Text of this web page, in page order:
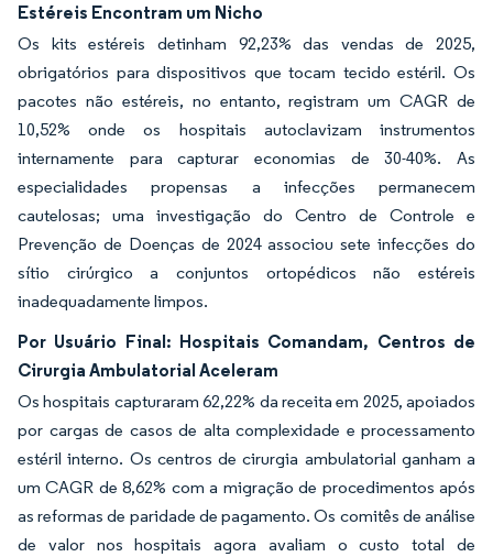
Estéreis Encontram um Nicho
Os kits estéreis detinham 92,23% das vendas de 2025,
obrigatórios para dispositivos que tocam tecido estéril. Os
pacotes não estéreis, no entanto, registram um CAGR de
10,52% onde os hospitais autoclavizam instrumentos
internamente para capturar economias de 30-40%. As
especialidades propensas a infecções permanecem
cautelosas; uma investigação do Centro de Controle e
Prevenção de Doenças de 2024 associou sete infecções do
sítio cirúrgico a conjuntos ortopédicos não estéreis
inadequadamente limpos.
Por Usuário Final: Hospitais Comandam, Centros de
Cirurgia Ambulatorial Aceleram
Os hospitais capturaram 62,22% da receita em 2025, apoiados
por cargas de casos de alta complexidade e processamento
estéril interno. Os centros de cirurgia ambulatorial ganham a
um CAGR de 8,62% com a migração de procedimentos após
as reformas de paridade de pagamento. Os comitês de análise
de valor nos hospitais agora avaliam o custo total de